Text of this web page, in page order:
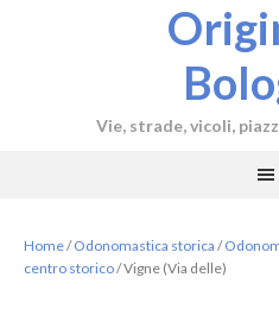
Vie, strade, vicoli,
Home/ Odonomastica storica /
centro storico/Vigne (Via delle)